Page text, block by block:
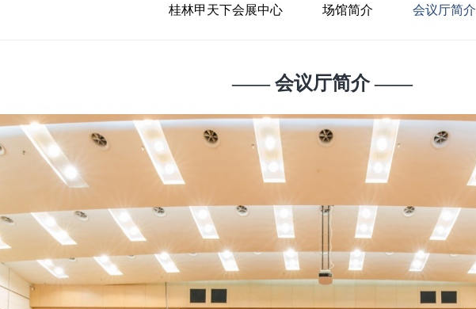
桂林甲天下会展中心 场馆简介 会议厅简介
—— 会议厅简介 ——